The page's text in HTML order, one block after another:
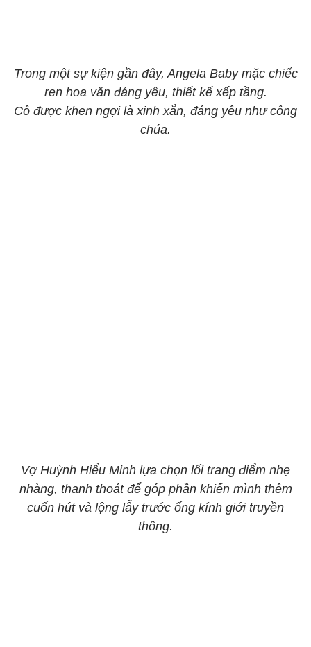
Trong một sự kiện gần đây, Angela Baby mặc chiếc
ren hoa văn đáng yêu, thiết kế xếp tầng.
Cô được khen ngợi là xinh xắn, đáng yêu như công
chúa.
Vợ Huỳnh Hiểu Minh lựa chọn lối trang điểm nhẹ
nhàng, thanh thoát để góp phần khiến mình thêm
cuốn hút và lộng lẫy trước ống kính giới truyền
thông.